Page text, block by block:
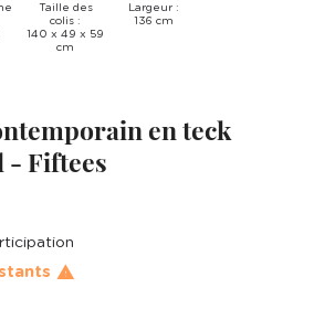
Taille des
colis :
140 x 49 x 59
cm
Largeur :
136 cm
en teck
- Fiftees
